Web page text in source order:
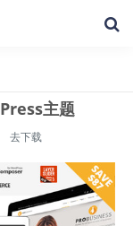
主题
去下载